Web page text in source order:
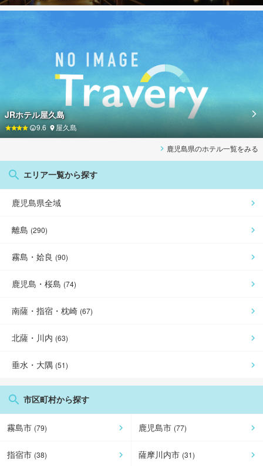
JRホテル屋久島
9.6 屋久島
鹿児島県のホテル一覧をみる
エリア一覧から探す
鹿児島県全域
離島 (290)
霧島・姶良 (90)
鹿児島・桜島 (74)
南薩・指宿・枕崎 (67)
北薩・川内 (63)
垂水・大隅 (51)
市区町村から探す
霧島市 (79) 鹿児島市 (77)
指宿市 (38) 薩摩川内市 (31)